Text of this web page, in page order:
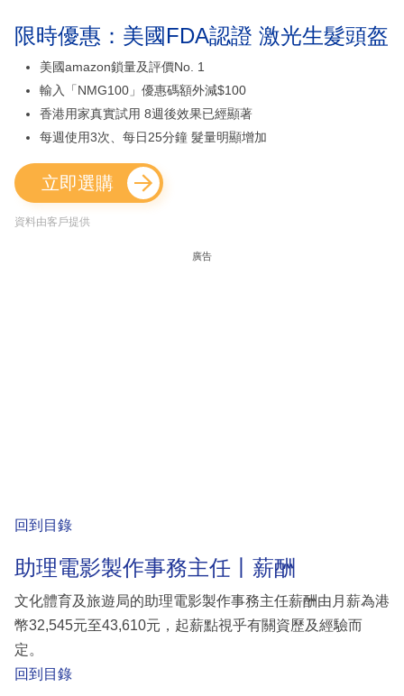
限時優惠：美國FDA認證 激光生髮頭盔
美國amazon鎖量及評價No. 1
輸入「NMG100」優惠碼額外減$100
香港用家真實試用 8週後效果已經顯著
每週使用3次、每日25分鐘 髮量明顯增加
立即選購
資料由客戶提供
廣告
回到目錄
助理電影製作事務主任丨薪酬
文化體育及旅遊局的助理電影製作事務主任薪酬由月薪為港
幣32,545元至43,610元，起薪點視乎有關資歷及經驗而
定。
回到目錄